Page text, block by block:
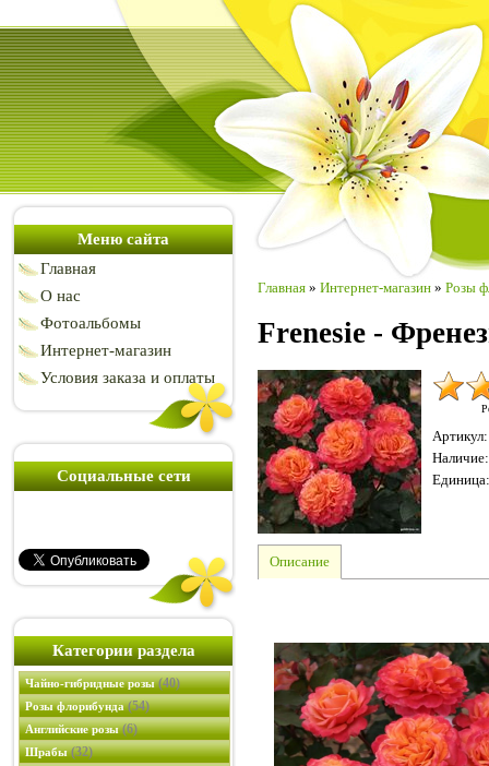
Меню сайта
Главная
О нас
Фотоальбомы
Интернет-магазин
Условия заказа и оплаты
Социальные сети
Категории раздела
Чайно-гибридные розы(40)
Розы флорибунда(54)
Английские розы(6)
Шрабы(32)
Главная » Интернет-магазин » Розы
Frenesie -
Артикул:
Наличие:
Единица:
Описание